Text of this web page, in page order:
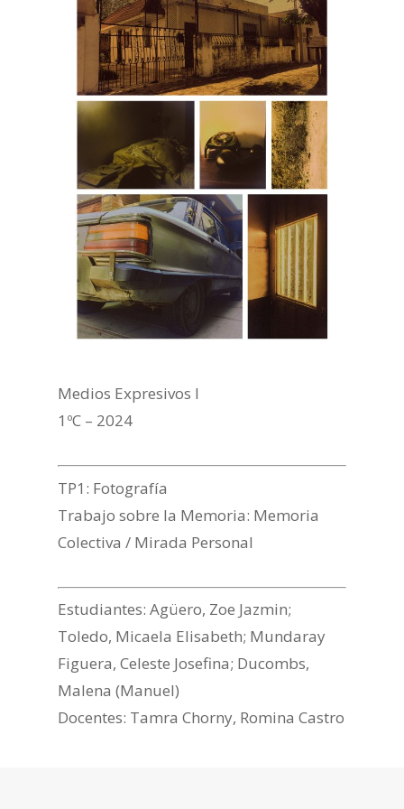
Medios Expresivos I
1ºC – 2024
TP1: Fotografía
Trabajo sobre la Memoria: Memoria
Colectiva / Mirada Personal
Estudiantes: Agüero, Zoe Jazmin;
Toledo, Micaela Elisabeth; Mundaray
Figuera, Celeste Josefina; Ducombs,
Malena (Manuel)
Docentes: Tamra Chorny, Romina Castro